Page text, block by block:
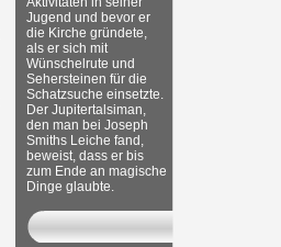
Jugend und bevor er
die Kirche gründete,
als er sich mit
Wünschelrute und
Sehersteinen für die
Schatzsuche einsetzte.
Der Jupitertalsiman,
den man bei Joseph
Smiths Leiche fand,
beweist, dass er bis
zum Ende an magische
Dinge glaubte.